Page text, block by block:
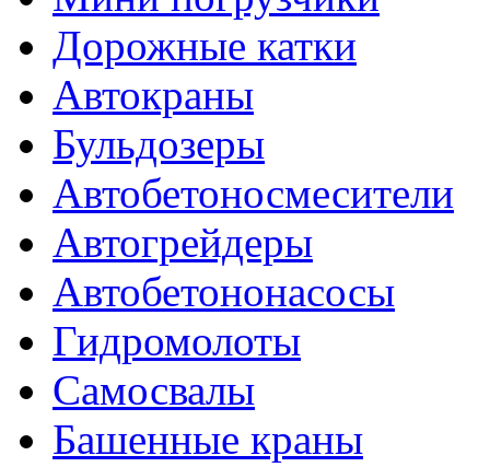
Дорожные катки
Автокраны
Бульдозеры
Автобетоносмесители
Автогрейдеры
Автобетононасосы
Гидромолоты
Самосвалы
Башенные краны